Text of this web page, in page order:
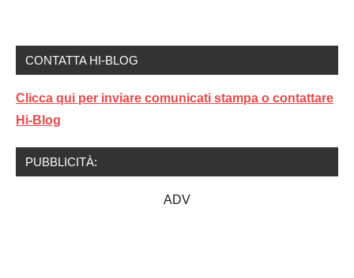
CONTATTA HI-BLOG
Clicca qui per inviare comunicati stampa o contattare
Hi-Blog
PUBBLICITÀ:
ADV